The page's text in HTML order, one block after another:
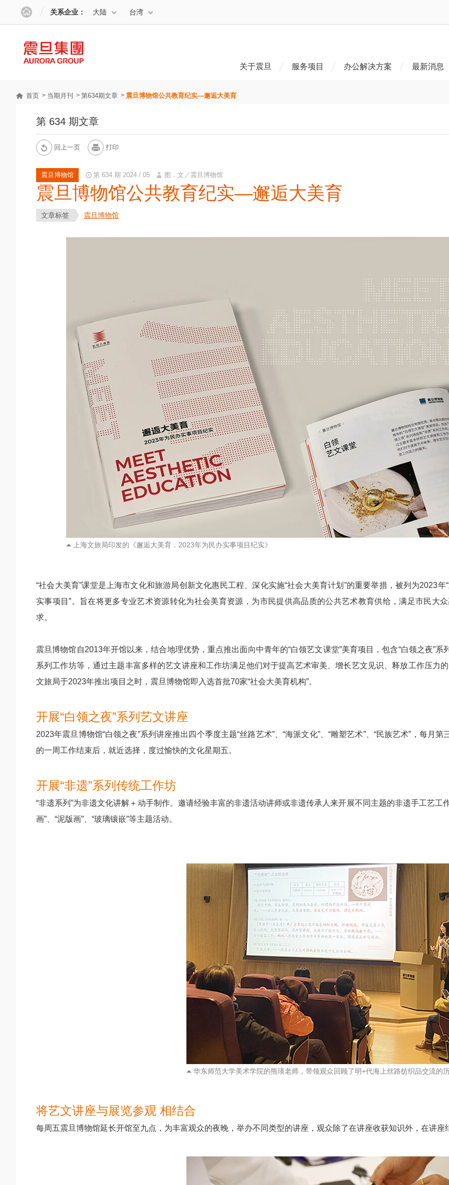
关系企业： 大陆 台湾
关于震旦 服务项目 办公解决方案 最新消息
首页 当期月刊 第634期文章 震旦博物馆公共教育纪实—邂逅大美育
第 634 期文章
回上一页 打印
震旦博物馆 第 634 期 2024 / 05 图．文／震旦博物馆
震旦博物馆公共教育纪实—邂逅大美育
文章标签 震旦博物馆
上海文旅局印发的《邂逅大美育．2023年为民办实事项目纪实》
“社会大美育”课堂是上海市文化和旅游局创新文化惠民工程、深化实施“社会大美育计划”的重要举措，被列为2023年
实事项目”。旨在将更多专业艺术资源转化为社会美育资源，为市民提供高品质的公共艺术教育供给，满足市民大
求。
震旦博物馆自2013年开馆以来，结合地理优势，重点推出面向中青年的“白领艺文课堂”美育项目，包含“白领之夜”系
系列工作坊等，通过主题丰富多样的艺文讲座和工作坊满足他们对于提高艺术审美、增长艺文见识、释放工作压力
文旅局于2023年推出项目之时，震旦博物馆即入选首批70家“社会大美育机构”。
开展“白领之夜”系列艺文讲座
2023年震旦博物馆“白领之夜”系列讲座推出四个季度主题“丝路艺术”、“海派文化”、“雕塑艺术”、“民族艺术”，每月
的一周工作结束后，就近选择，度过愉快的文化星期五。
开展“非遗”系列传统工作坊
“非遗系列”为非遗文化讲解＋动手制作。邀请经验丰富的非遗活动讲师或非遗传承人来开展不同主题的非遗手工艺工
画”、“泥版画”、“玻璃镶嵌”等主题活动。
华东师范大学美术学院的熊瑛老师，带领观众回顾了明+代海上丝路纺织品交流的
将艺文讲座与展览参观 相结合
每周五震旦博物馆延长开馆至九点，为丰富观众的夜晚，举办不同类型的讲座，观众除了在讲座收获知识外，在讲